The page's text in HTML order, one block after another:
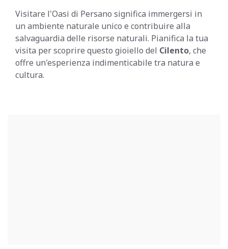
Visitare l'Oasi di Persano significa immergersi in
un ambiente naturale unico e contribuire alla
salvaguardia delle risorse naturali. Pianifica la tua
visita per scoprire questo gioiello del Cilento, che
offre un'esperienza indimenticabile tra natura e
cultura.